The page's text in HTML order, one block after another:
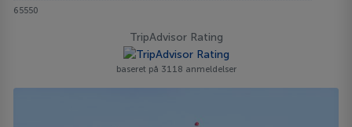
65550
TripAdvisor Rating
baseret på 3118 anmeldelser